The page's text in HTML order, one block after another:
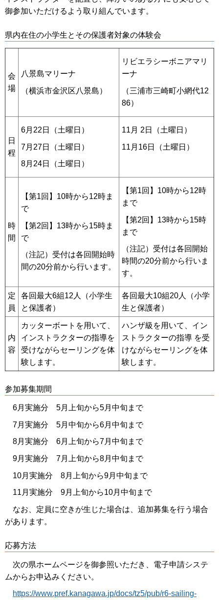
御参加いただけるよう取り組んでいます。
県内在住の小学生とその保護者対象の体験会
会
場
八景島マリーナ
（横浜市金沢区八景島）
リビエラシーボニアマリ
ーナ
（三浦市三崎町小網代12
86）
日
程
6月22日（土曜日）
7月27日（土曜日）
8月24日（土曜日）
11月 2日（土曜日）
11月16日（土曜日）
時
間
【第1回】10時から12時ま
で
【第2回】13時から15時ま
で
（注記）受付は各回開始時
間の20分前から行います。
【第1回】10時から12時
まで
【第2回】13時から15時
まで
（注記）受付は各回開始
時間の20分前から行いま
す。
定
員
各回最大6組12人（小学生
と保護者）
各回最大10組20人（小学
生と保護者）
内
容
カッターボートを用いて、
インストラクターの指導を
受けながらセーリングを体
験します。
ハンザ級を用いて、イン
ストラクターの指導 を受
けながらセーリングを体
験します。
参加募集期間
6月実施分 5月上旬から5月中旬まで
7月実施分 5月中旬から6月中旬まで
8月実施分 6月上旬から7月中旬まで
9月実施分 7月上旬から8月中旬まで
10月実施分 8月上旬から9月中旬まで
11月実施分 9月上旬から10月中旬まで
なお、定員に空きが生じた場合は、追加募集を行う場合
があります。
応募方法
次の県ホームページを御参照いただき、電子申請システ
ムからお申込みください。
https://www.pref.kanagawa.jp/docs/tz5/pub/r6-sailing-